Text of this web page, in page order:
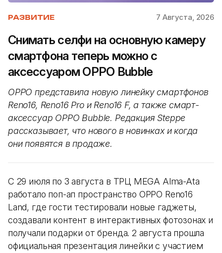
РАЗВИТИЕ 7 Августа, 2026
Снимать селфи на основную камеру
смартфона теперь можно с
аксессуаром OPPO Bubble
OPPO представила новую линейку смартфонов
Reno16, Reno16 Pro и Reno16 F, а также смарт-
аксессуар OPPO Bubble. Редакция Steppe
рассказывает, что нового в новинках и когда
они появятся в продаже.
С 29 июля по 3 августа в ТРЦ MEGA Alma-Ata
работало поп-ап пространство OPPO Reno16
Land, где гости тестировали новые гаджеты,
создавали контент в интерактивных фотозонах и
получали подарки от бренда. 2 августа прошла
официальная презентация линейки с участием